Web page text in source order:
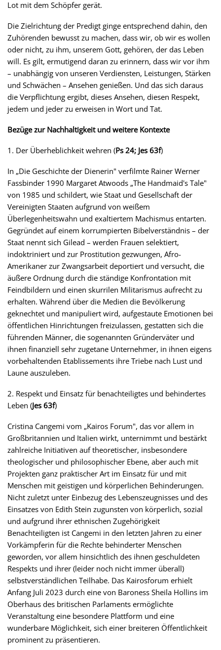
Lot mit dem Schöpfer gerät.
Die Zielrichtung der Predigt ginge entsprechend dahin, den
Zuhörenden bewusst zu machen, dass wir, ob wir es wollen
oder nicht, zu ihm, unserem Gott, gehören, der das Leben
will. Es gilt, ermutigend daran zu erinnern, dass wir vor ihm
– unabhängig von unseren Verdiensten, Leistungen, Stärken
und Schwächen – Ansehen genießen. Und das sich daraus
die Verpflichtung ergibt, dieses Ansehen, diesen Respekt,
jedem und jeder zu erweisen in Wort und Tat.
Bezüge zur Nachhaltigkeit und weitere Kontexte
1. Der Überheblichkeit wehren (Ps 24; Jes 63f)
In „Die Geschichte der Dienerin" verfilmte Rainer Werner
Fassbinder 1990 Margaret Atwoods „The Handmaid's Tale"
von 1985 und schildert, wie Staat und Gesellschaft der
Vereinigten Staaten aufgrund von weißem
Überlegenheitswahn und exaltiertem Machismus entarten.
Gegründet auf einem korrumpierten Bibelverständnis – der
Staat nennt sich Gilead – werden Frauen selektiert,
indoktriniert und zur Prostitution gezwungen, Afro-
Amerikaner zur Zwangsarbeit deportiert und versucht, die
äußere Ordnung durch die ständige Konfrontation mit
Feindbildern und einen skurrilen Militarismus aufrecht zu
erhalten. Während über die Medien die Bevölkerung
geknechtet und manipuliert wird, aufgestaute Emotionen bei
öffentlichen Hinrichtungen freizulassen, gestatten sich die
führenden Männer, die sogenannten Gründerväter und
ihnen finanziell sehr zugetane Unternehmer, in ihnen eigens
vorbehaltenden Etablissements ihre Triebe nach Lust und
Laune auszuleben.
2. Respekt und Einsatz für benachteiligtes und behindertes
Leben (Jes 63f)
Cristina Cangemi vom „Kairos Forum", das vor allem in
Großbritannien und Italien wirkt, unternimmt und bestärkt
zahlreiche Initiativen auf theoretischer, insbesondere
theologischer und philosophischer Ebene, aber auch mit
Projekten ganz praktischer Art im Einsatz für und mit
Menschen mit geistigen und körperlichen Behinderungen.
Nicht zuletzt unter Einbezug des Lebenszeugnisses und des
Einsatzes von Edith Stein zugunsten von körperlich, sozial
und aufgrund ihrer ethnischen Zugehörigkeit
Benachteiligten ist Cangemi in den letzten Jahren zu einer
Vorkämpferin für die Rechte behinderter Menschen
geworden, vor allem hinsichtlich des ihnen geschuldeten
Respekts und ihrer (leider noch nicht immer überall)
selbstverständlichen Teilhabe. Das Kairosforum erhielt
Anfang Juli 2023 durch eine von Baroness Sheila Hollins im
Oberhaus des britischen Parlaments ermöglichte
Veranstaltung eine besondere Plattform und eine
wunderbare Möglichkeit, sich einer breiteren Öffentlichkeit
prominent zu präsentieren.